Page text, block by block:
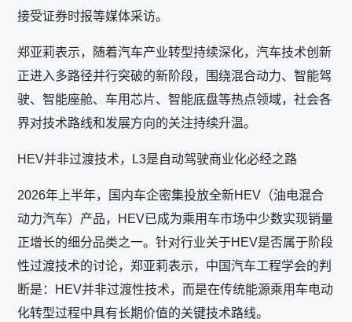
接受证券时报等媒体采访。
郑亚莉表示，随着汽车产业转型持续深化，汽车技术创新
正进入多路径并行突破的新阶段，围绕混合动力、智能驾
驶、智能座舱、车用芯片、智能底盘等热点领域，社会各
界对技术路线和发展方向的关注持续升温。
HEV并非过渡技术，L3是自动驾驶商业化必经之路
2026年上半年，国内车企密集投放全新HEV（油电混合
动力汽车）产品，HEV已成为乘用车市场中少数实现销量
正增长的细分品类之一。针对行业关于HEV是否属于阶段
性过渡技术的讨论，郑亚莉表示，中国汽车工程学会的判
断是：HEV并非过渡性技术，而是在传统能源乘用车电动
化转型过程中具有长期价值的关键技术路线。